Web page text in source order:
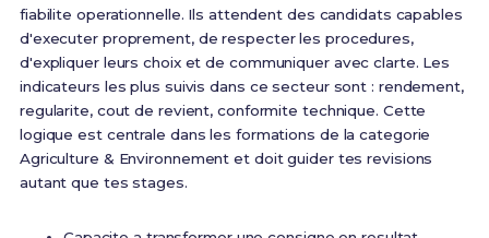
fiabilite operationnelle. Ils attendent des candidats capables
d'executer proprement, de respecter les procedures,
d'expliquer leurs choix et de communiquer avec clarte. Les
indicateurs les plus suivis dans ce secteur sont : rendement,
regularite, cout de revient, conformite technique. Cette
logique est centrale dans les formations de la categorie
Agriculture & Environnement et doit guider tes revisions
autant que tes stages.